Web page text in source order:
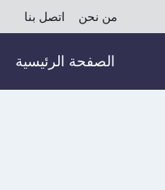
إلى
من نحن اتصل بنا
الصفحة الرئيسية